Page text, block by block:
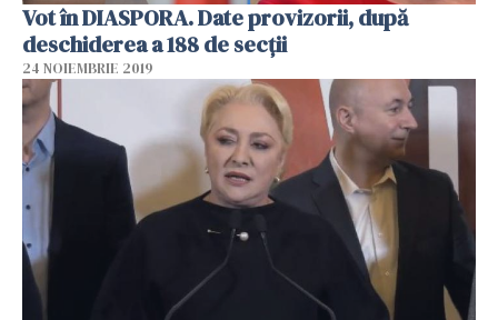
Vot în DIASPORA. Date provizorii, după
deschiderea a 188 de secții
24 NOIEMBRIE 2019